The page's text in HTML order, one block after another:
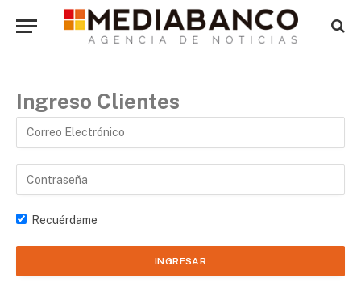
Ingreso Clientes
Recuérdame